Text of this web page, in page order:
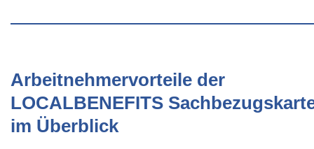
Arbeitnehmervorteile der
LOCALBENEFITS
im Überblick